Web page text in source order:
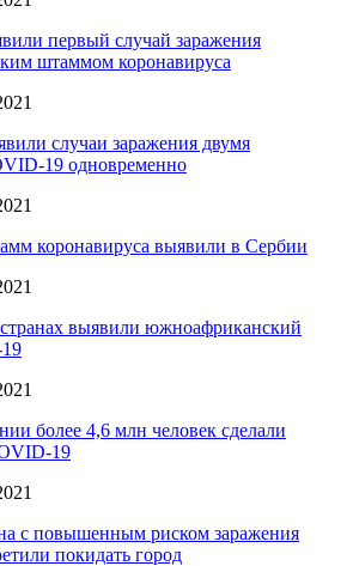
первый случай заражения
штаммом коронавируса
случаи заражения двумя
19 одновременно
коронавируса выявили в Сербии
выявили южноафриканский
более 4,6 млн человек сделали
19
с повышенным риском заражения
покидать город